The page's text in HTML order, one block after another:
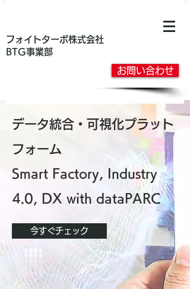
フォイトターボ株式会社
BTG事業部
お問い合わせ
データ統合・可視化プラット
フォーム
Smart Factory, Industry
4.0, DX with dataPARC
今すぐチェック